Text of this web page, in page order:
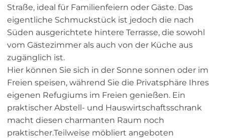
Straße, ideal für Familienfeiern oder Gäste. Das
eigentliche Schmuckstück ist jedoch die nach
Süden ausgerichtete hintere Terrasse, die sowohl
vom Gästezimmer als auch von der Küche aus
zugänglich ist.
Hier können Sie sich in der Sonne sonnen oder im
Freien speisen, während Sie die Privatsphäre Ihres
eigenen Refugiums im Freien genießen. Ein
praktischer Abstell- und Hauswirtschaftsschrank
macht diesen charmanten Raum noch
praktischer.Teilweise möbliert angeboten